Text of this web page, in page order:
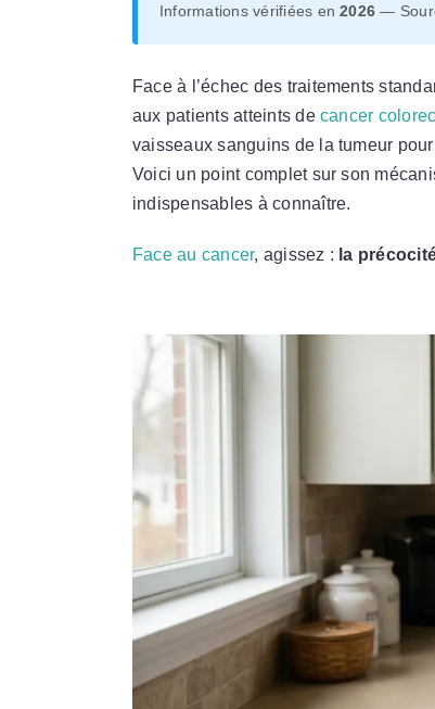
Informations vérifiées en2026 —
Face à l’échec des traitements
aux patients atteints de cancer
vaisseaux sanguins de la tumeur
Voici un point complet sur son
indispensables à connaître.
Face au cancer, agissez : la